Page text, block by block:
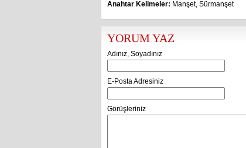
Anahtar Kelimeler: Manşet, Sürmanşet
YORUM YAZ
Adınız, Soyadınız
E-Posta Adresiniz
Görüşleriniz